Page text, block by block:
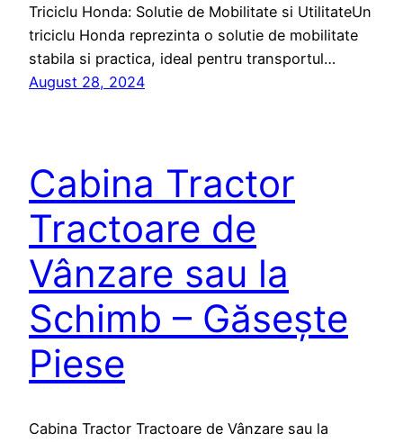
Triciclu Honda: Solutie de Mobilitate si UtilitateUn
triciclu Honda reprezinta o solutie de mobilitate
stabila si practica, ideal pentru transportul…
August 28, 2024
Cabina Tractor
Tractoare de
Vânzare sau la
Schimb – Găsește
Piese
Cabina Tractor Tractoare de Vânzare sau la